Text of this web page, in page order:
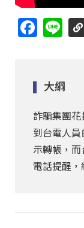
Facebook
Line
大綱
詐騙集團
到台電人
示轉帳，而
電話提醒，